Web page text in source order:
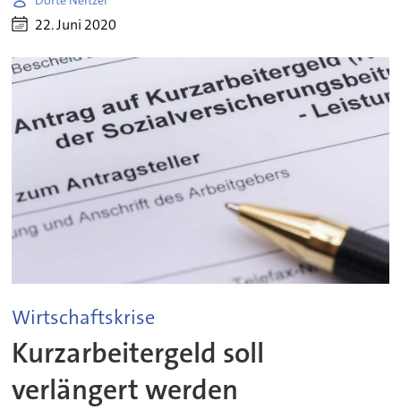
22. Juni 2020
Wirtschaftskrise
Kurzarbeitergeld soll
verlängert werden